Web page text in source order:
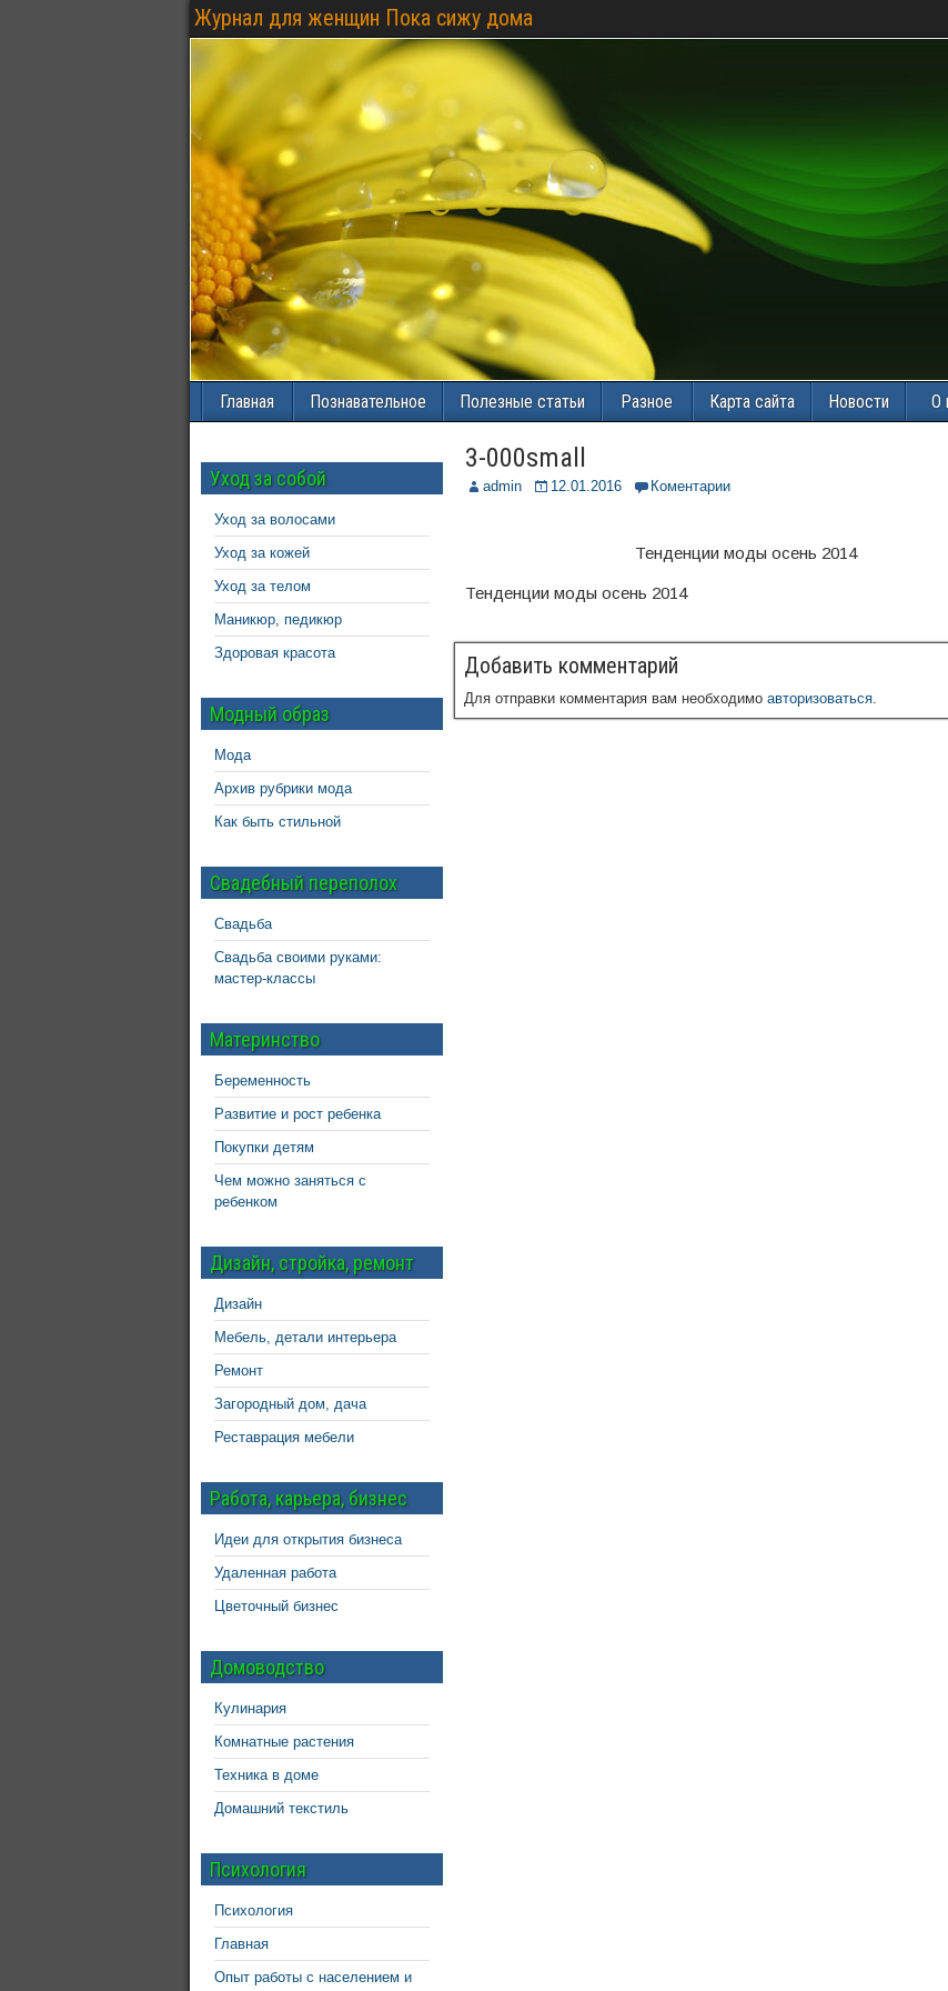
Журнал для женщин Пока сижу дома
Главная Познавательное Полезные статьи Разное Карта сайта Новости О
3-000small
admin 12.01.2016 Коментарии
Тенденции моды осень 2014
Тенденции моды осень 2014
Добавить комментарий
Для отправки комментария вам необходимо авторизоваться.
Уход за собой
Уход за волосами
Уход за кожей
Уход за телом
Маникюр, педикюр
Здоровая красота
Модный образ
Мода
Архив рубрики мода
Как быть стильной
Свадебный переполох
Свадьба
Свадьба своими руками:
мастер-классы
Материнство
Беременность
Развитие и рост ребенка
Покупки детям
Чем можно заняться с
ребенком
Дизайн, стройка, ремонт
Дизайн
Мебель, детали интерьера
Ремонт
Загородный дом, дача
Реставрация мебели
Работа, карьера, бизнес
Идеи для открытия бизнеса
Удаленная работа
Цветочный бизнес
Домоводство
Кулинария
Комнатные растения
Техника в доме
Домашний текстиль
Психология
Психология
Главная
Опыт работы с населением и